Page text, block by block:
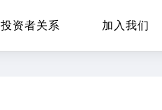
投资者关系 加入我们